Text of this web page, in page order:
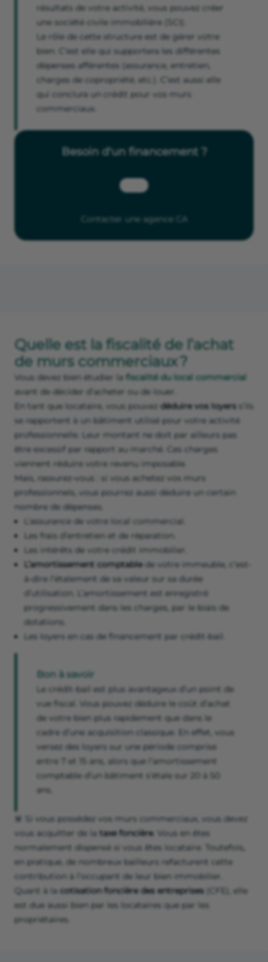
résultats de votre activité, vous pouvez créer
une société civile immobilière (SCI).
Le rôle de cette structure est de gérer votre
bien. C’est elle qui supportera les différentes
dépenses afférentes (assurance, entretien,
charges de copropriété, etc.). C’est aussi elle
qui conclura un crédit pour vos murs
commerciaux.
Besoin d'un financement ?
Contacter une agence CA
Quelle est la fiscalité de l’achat
de murs commerciaux ?
Vous devez bien étudier la fiscalité du local commercial
avant de décider d’acheter ou de louer.
En tant que locataire, vous pouvez déduire vos loyers s’ils
se rapportent à un bâtiment utilisé pour votre activité
professionnelle. Leur montant ne doit par ailleurs pas
être excessif par rapport au marché. Ces charges
viennent réduire votre revenu imposable.
Mais, rassurez-vous : si vous achetez vos murs
professionnels, vous pourrez aussi déduire un certain
nombre de dépenses.
L’assurance de votre local commercial.
Les frais d’entretien et de réparation.
Les intérêts de votre crédit immobilier.
L’amortissement comptablede votre immeuble, c’est-
à-dire l’étalement de sa valeur sur sa durée
d’utilisation. L’amortissement est enregistré
progressivement dans les charges, par le biais de
dotations.
Les loyers en cas de financement par crédit-bail.
Bon à savoir
Le crédit-bail est plus avantageux d’un point de
vue fiscal. Vous pouvez déduire le coût d’achat
de votre bien plus rapidement que dans le
cadre d’une acquisition classique. En effet, vous
versez des loyers sur une période comprise
entre 7 et 15 ans, alors que l’amortissement
comptable d’un bâtiment s’étale sur 20 à 50
ans.
🚨 Si vous possédez vos murs commerciaux, vous devez
vous acquitter de la taxe foncière. Vous en êtes
normalement dispensé si vous êtes locataire. Toutefois,
en pratique, de nombreux bailleurs refacturent cette
contribution à l’occupant de leur bien immobilier.
Quant à la cotisation foncière des entreprises (CFE), elle
est due aussi bien par les locataires que par les
propriétaires.